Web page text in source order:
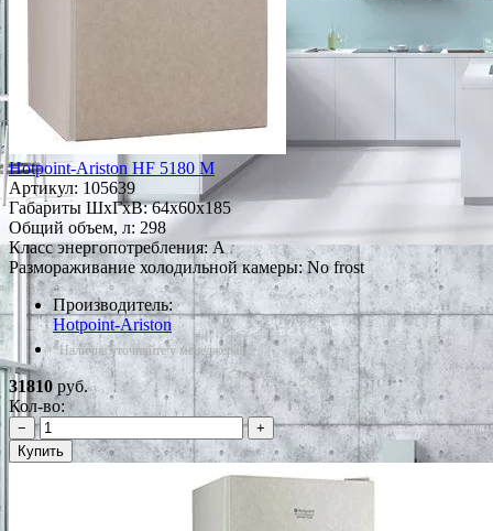
Hotpoint-Ariston HF 5180 M
Артикул: 105639
Габариты ШxГxВ: 64x60x185
Общий объем, л: 298
Класс энергопотребления: A
Размораживание холодильной камеры: No frost
Производитель:
Hotpoint-Ariston
*Наличие уточняйте у менеджера
31810руб.
Кол-во:
−
+
Купить